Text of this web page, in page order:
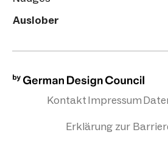
Auslober
KontaktImpressum
Erklärung zur